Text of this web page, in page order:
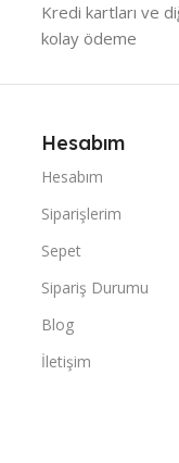
Kredi kartları ve
kolay ödeme
Hesabım
Hesabım
Siparişlerim
Sepet
Sipariş Durumu
Blog
İletişim